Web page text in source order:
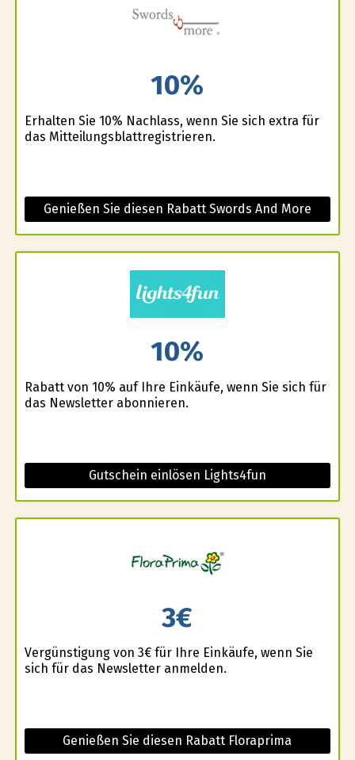
10%
Erhalten Sie 10% Nachlass, wenn Sie sich extra für
das Mitteilungsblattregistrieren.
Genießen Sie diesen Rabatt Swords And More
10%
Rabatt von 10% auf Ihre Einkäufe, wenn Sie sich für
das Newsletter abonnieren.
Gutschein einlösen Lights4fun
3€
Vergünstigung von 3€ für Ihre Einkäufe, wenn Sie
sich für das Newsletter anmelden.
Genießen Sie diesen Rabatt Floraprima